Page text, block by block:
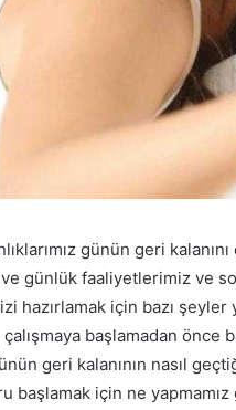
günün geri
ve günlük faaliyetlerimiz ve
hazırlamak için bazı şeyler
başlamadan önce
geri kalanının nasıl
başlamak için ne